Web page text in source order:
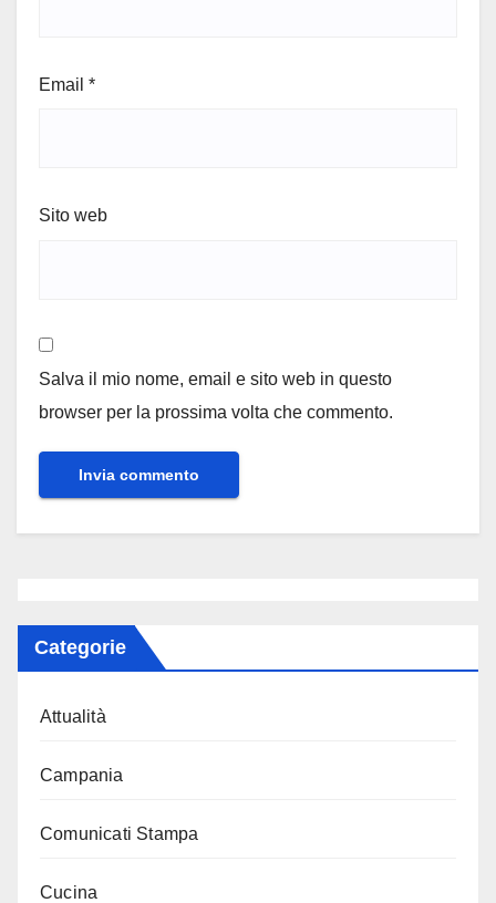
Email *
Sito web
Salva il mio nome, email e sito web in questo
browser per la prossima volta che commento.
Categorie
Attualità
Campania
Comunicati Stampa
Cucina